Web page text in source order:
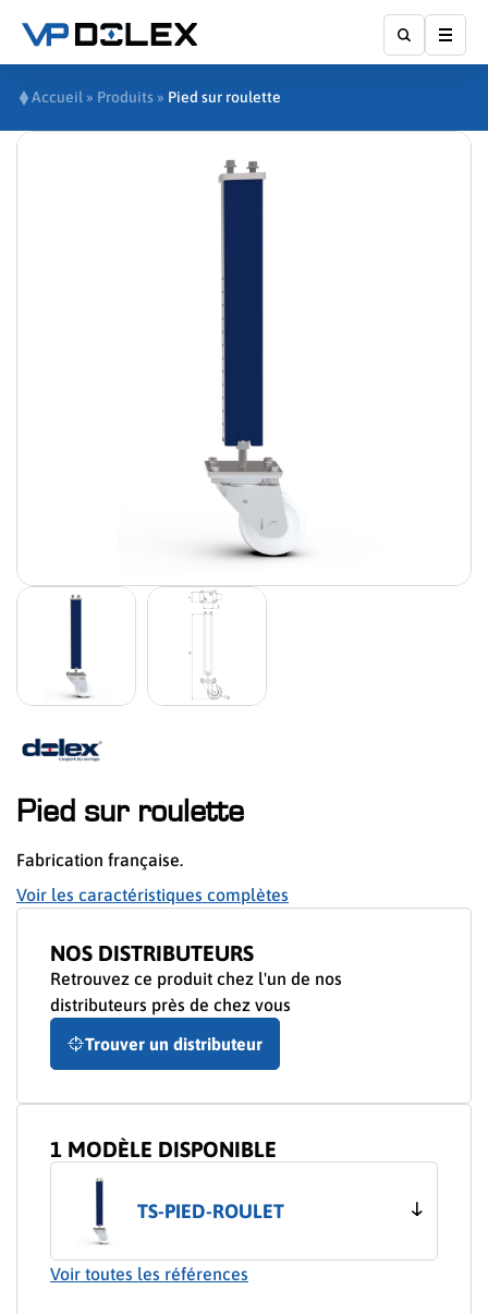
Accueil » Produits » Pied sur roulette
Pied sur roulette
Fabrication française.
Voir les caractéristiques complètes
NOS DISTRIBUTEURS
Retrouvez ce produit chez l'un de nos
distributeurs près de chez vous
Trouver un distributeur
1 MODÈLE DISPONIBLE
TS-PIED-ROULET
Voir toutes les références